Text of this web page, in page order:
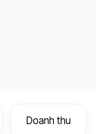
Doanh thu